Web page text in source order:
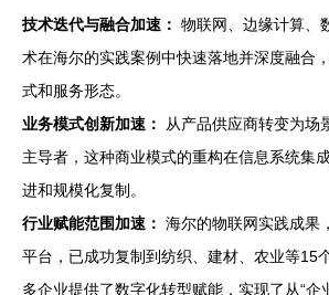
技术迭代与融合加速： 物联网、边缘计算、
术在海尔的实践案例中快速落地并深度融合
式和服务形态。
业务模式创新加速：
从产品供应商转变为场
主导者，这种商业模式的重构在信息系统集
进和规模化复制。
行业赋能范围加速： 海尔的物联网实践成果
平台，已成功复制到纺织、建材、农业等15
多企业提供了数字化转型赋能，实现了从“企